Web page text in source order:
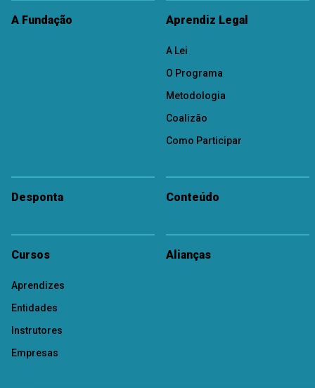
A Fundação Aprendiz Legal
A Lei
O Programa
Metodologia
Coalizão
Como Participar
Desponta Conteúdo
Cursos
Aprendizes
Entidades
Instrutores
Empresas
Alianças